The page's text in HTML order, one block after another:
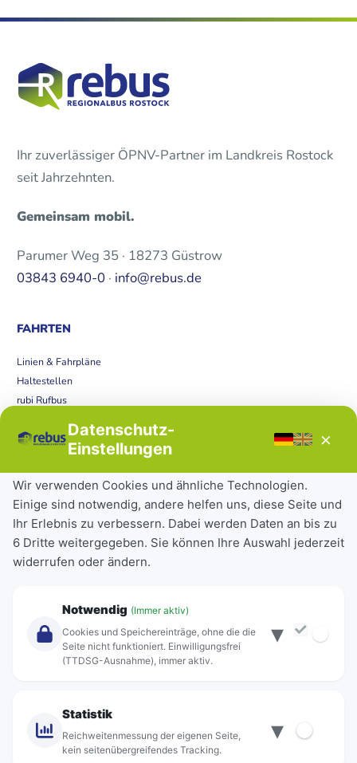
Ihr zuverlässiger ÖPNV-Partner im Landkreis Rostock
seit Jahrzehnten.
Gemeinsam mobil.
Parumer Weg 35 · 18273 Güstrow
03843 6940-0 · info@rebus.de
FAHRTEN
Linien & Fahrpläne
Haltestellen
rubi Rufbus
Störungen
Tickets & Tarife
Deutschlandticket
Schülerkarte
Einzeltickets
Abonnements
Über Rebus
Standorte
Datenschutz-
Einstellungen
×
Wir verwenden Cookies und ähnliche Technologien.
Einige sind notwendig, andere helfen uns, diese Seite und
Ihr Erlebnis zu verbessern. Dabei werden Daten an bis zu
6 Dritte weitergegeben. Sie können Ihre Auswahl jederzeit
widerrufen oder ändern.
Notwendig (Immer aktiv)
Cookies und Speichereinträge, ohne die die
Seite nicht funktioniert. Einwilligungsfrei
(TTDSG-Ausnahme), immer aktiv.
▾
Statistik
Reichweitenmessung der eigenen Seite,
kein seitenübergreifendes Tracking.
▾